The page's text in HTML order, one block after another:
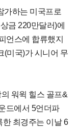
가하는 미국프로
금 220만달러)에
언스에 합류했지
(미국)가 시니어 무
워윅 힐스 골프&
드에서 5언더파
한 최경주는 이날 6